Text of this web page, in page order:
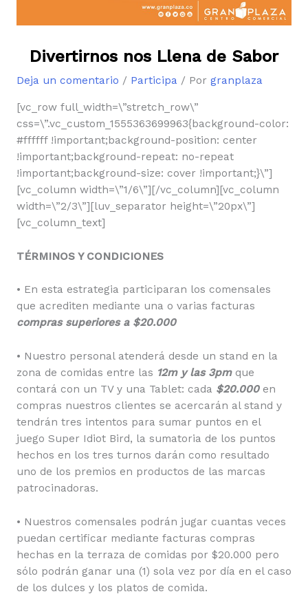
Divertirnos nos Llena de Sabor
Deja un comentario / Participa/ Por granplaza
[vc_row full_width=\”stretch_row\”
css=\”.vc_custom_1555363699963{background-color:
#ffffff !important;background-position: center
!important;background-repeat: no-repeat
!important;background-size: cover !important;}\”]
[vc_column width=\”1/6\”][/vc_column][vc_column
width=\”2/3\”][luv_separator height=\”20px\”]
[vc_column_text]
TÉRMINOS Y CONDICIONES
• En esta estrategia participaran los comensales
que acrediten mediante una o varias facturas
compras superiores a $20.000
• Nuestro personal atenderá desde un stand en la
zona de comidas entre las 12m y las 3pmque
contará con un TV y una Tablet: cada $20.000en
compras nuestros clientes se acercarán al stand y
tendrán tres intentos para sumar puntos en el
juego Super Idiot Bird, la sumatoria de los puntos
hechos en los tres turnos darán como resultado
uno de los premios en productos de las marcas
patrocinadoras.
• Nuestros comensales podrán jugar cuantas veces
puedan certificar mediante facturas compras
hechas en la terraza de comidas por $20.000 pero
sólo podrán ganar una (1) sola vez por día en el caso
de los dulces y los platos de comida.